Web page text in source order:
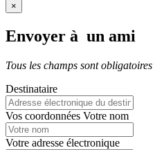
×
Envoyer à un ami
Tous les champs sont obligatoires
Destinataire
Vos coordonnées Votre nom
Votre adresse électronique